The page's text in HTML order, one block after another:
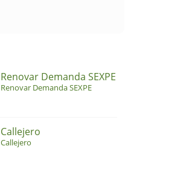
Renovar Demanda SEXPE
Renovar Demanda SEXPE
Callejero
Callejero